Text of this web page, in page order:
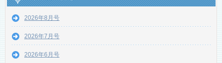
2026年8月号
2026年7月号
2026年6月号